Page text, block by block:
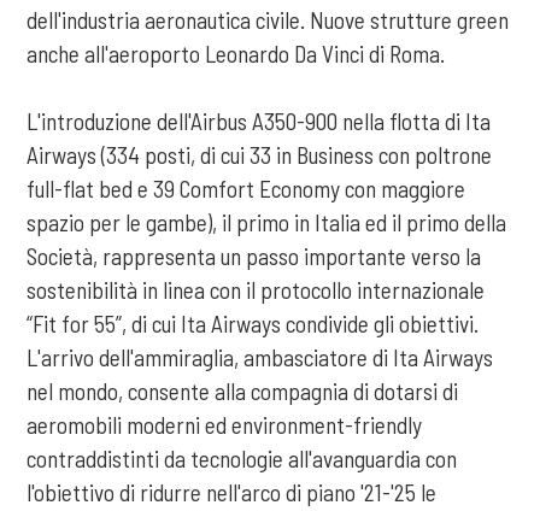
dell'industria aeronautica civile. Nuove strutture green
anche all'aeroporto Leonardo Da Vinci di Roma.
L'introduzione dell'Airbus A350-900 nella flotta di Ita
Airways (334 posti, di cui 33 in Business con poltrone
full-flat bed e 39 Comfort Economy con maggiore
spazio per le gambe), il primo in Italia ed il primo della
Società, rappresenta un passo importante verso la
sostenibilità in linea con il protocollo internazionale
“Fit for 55”, di cui Ita Airways condivide gli obiettivi.
L'arrivo dell'ammiraglia, ambasciatore di Ita Airways
nel mondo, consente alla compagnia di dotarsi di
aeromobili moderni ed environment-friendly
contraddistinti da tecnologie all'avanguardia con
l'obiettivo di ridurre nell'arco di piano '21-'25 le